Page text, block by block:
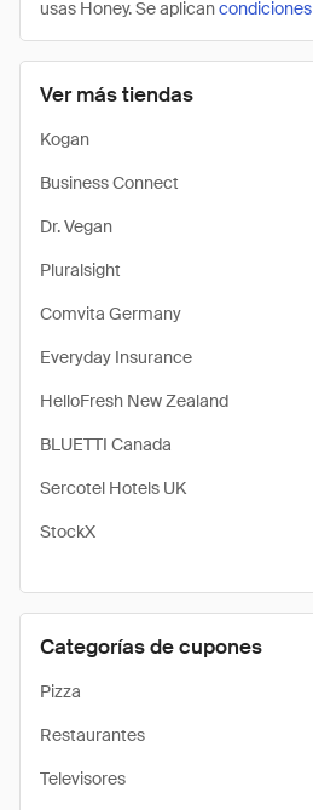
Ver más tiendas
Kogan
Business Connect
Dr. Vegan
Pluralsight
Comvita Germany
Everyday Insurance
HelloFresh New Zealand
BLUETTI Canada
Sercotel Hotels UK
StockX
Categorías de cupones
Pizza
Restaurantes
Televisores
usas Honey. Se aplicancondiciones